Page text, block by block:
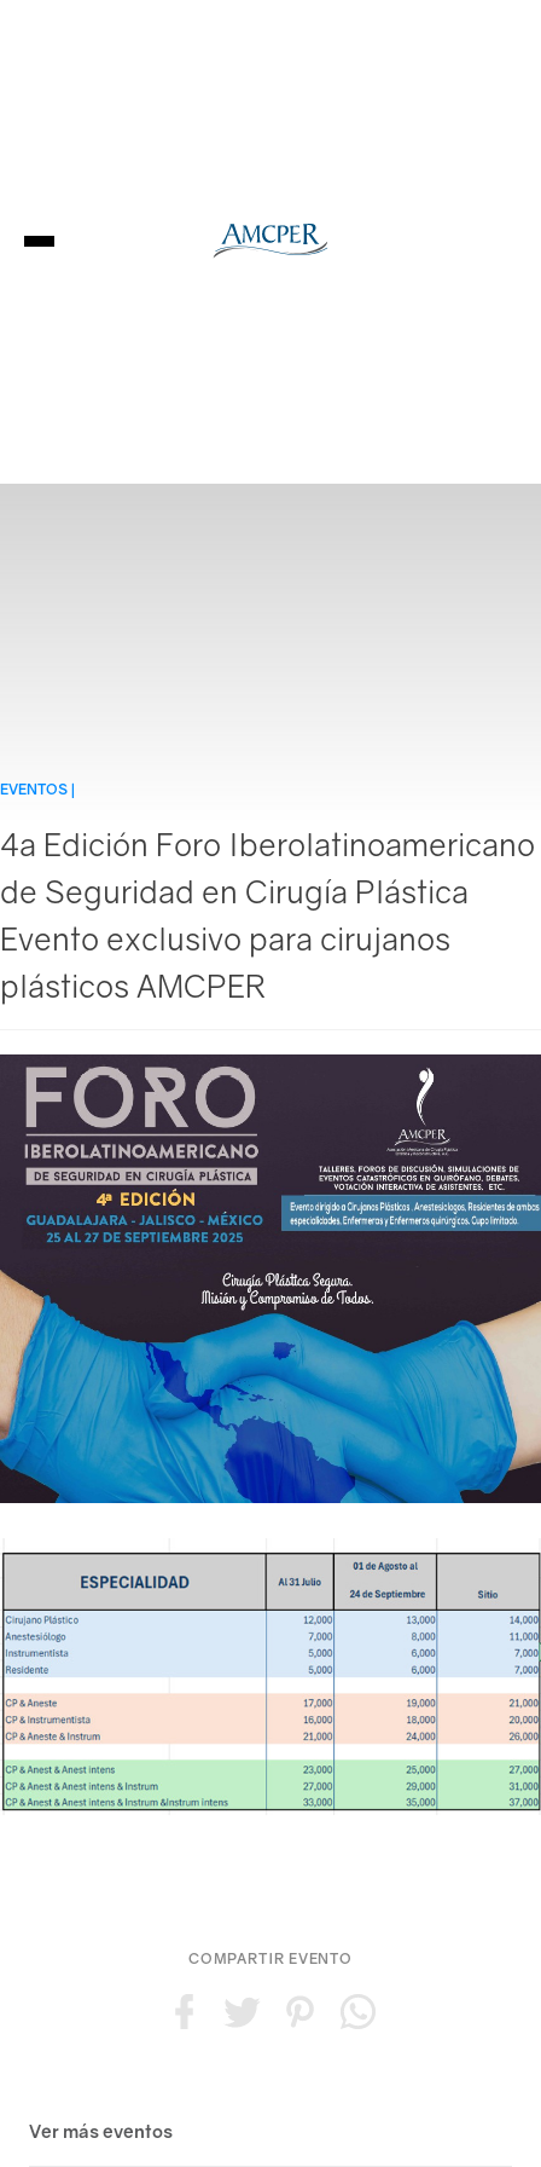
Conócenos
Directorio
Catalogo de Eventos
EVENTOS |
4a Edición Foro Iberolatinoamericano
de Seguridad en Cirugía Plástica
Evento exclusivo para cirujanos
plásticos AMCPER
COMPARTIR EVENTO
Ver más eventos